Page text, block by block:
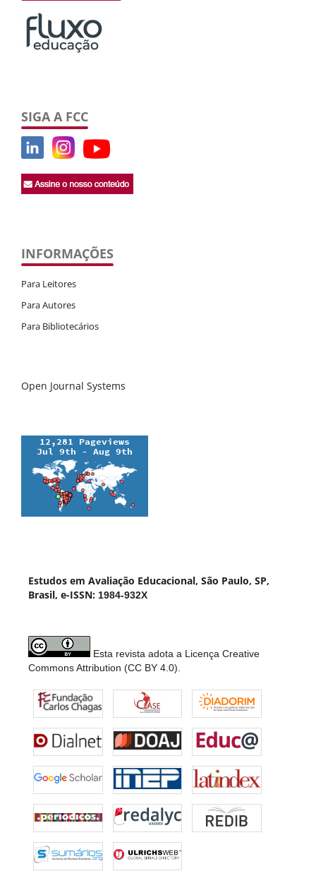
SIGA A FCC
INFORMAÇÕES
Para Leitores
Para Autores
Para Bibliotecários
Open Journal Systems
Estudos em Avaliação Educacional, São Paulo, SP,
Brasil, e-ISSN: 1984-932X
Esta revista adota a Licença Creative
Commons Attribution (CC BY 4.0).